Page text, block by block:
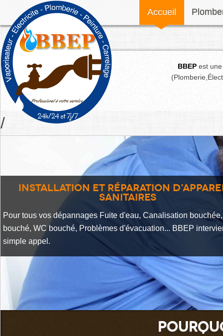
Accueil
BBEP est
/
Installation et réparation
sanitaires
Pour tous vos dépannages Fuite d'eau, Canalisation
bouché, WC bouché, Problèmes d'évacuation... BBEP
simple appel.